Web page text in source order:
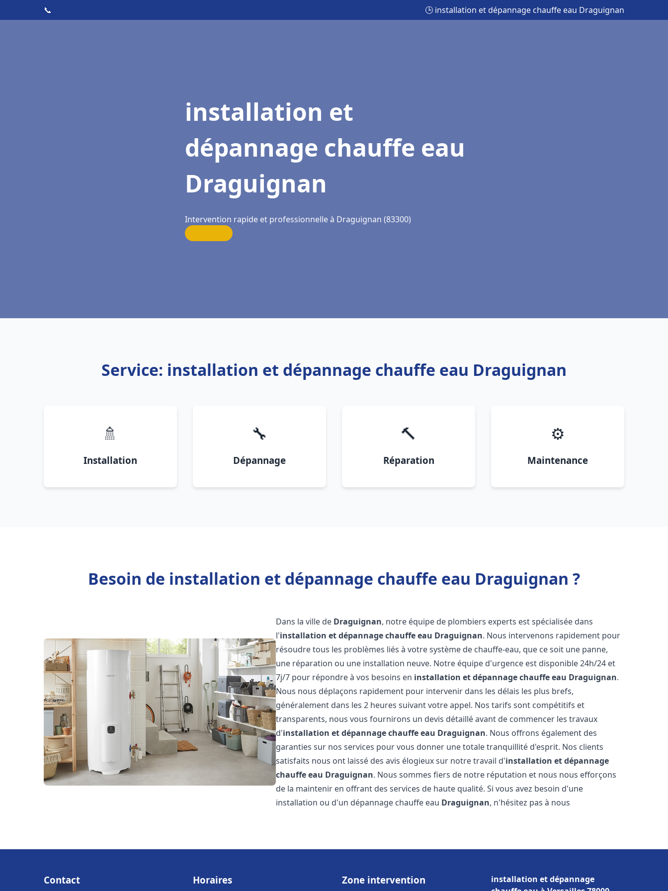
📞 🕒 installation et dépannage chauffe eau Draguignan
installation et
dépannage chauffe eau
Draguignan
Intervention rapide et professionnelle à Draguignan (83300)
Service: installation et dépannage chauffe eau Draguignan
🚿
Installation
🔧
Dépannage
🔨
Réparation
⚙️
Maintenance
Besoin de installation et dépannage chauffe eau Draguignan ?
Dans la ville de Draguignan, notre équipe de plombiers experts est spécialisée dans
l'installation et dépannage chauffe eau Draguignan. Nous intervenons rapidement pour
résoudre tous les problèmes liés à votre système de chauffe-eau, que ce soit une panne,
une réparation ou une installation neuve. Notre équipe d'urgence est disponible 24h/24 et
7j/7 pour répondre à vos besoins en installation et dépannage chauffe eau Draguignan.
Nous nous déplaçons rapidement pour intervenir dans les délais les plus brefs,
généralement dans les 2 heures suivant votre appel. Nos tarifs sont compétitifs et
transparents, nous vous fournirons un devis détaillé avant de commencer les travaux
d'installation et dépannage chauffe eau Draguignan. Nous offrons également des
garanties sur nos services pour vous donner une totale tranquillité d'esprit. Nos clients
satisfaits nous ont laissé des avis élogieux sur notre travail d'installation et dépannage
chauffe eau Draguignan. Nous sommes fiers de notre réputation et nous nous efforçons
de la maintenir en offrant des services de haute qualité. Si vous avez besoin d'une
installation ou d'un dépannage chauffe eau Draguignan, n'hésitez pas à nous
Contact Horaires Zone intervention
installation et dépannage